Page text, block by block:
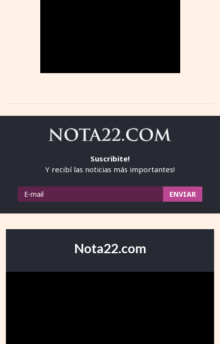
Suscribite!
Y recibí las noticias más importantes!
Nota22.com